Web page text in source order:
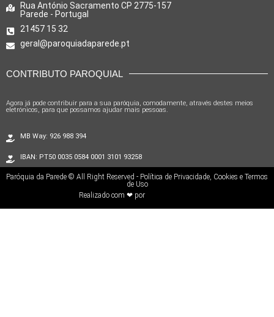
Rua António Sacramento CP 2775-157
Parede - Portugal
21457 15 32
geral@paroquiadaparede.pt
CONTRIBUTO PAROQUIAL
Agora já pode contribuir para a sua paróquia, comodamente, através destes meios
eletrónicos, para que possamos ajudar mais pessoas.
MB Way: 926 988 394
IBAN: PT50 0035 0584 0001 3101 93258
Paróquia da Parede © All Right Reserved - Política de Privacidade, Cookies e Termos
de Uso
Realizado com ❤ por